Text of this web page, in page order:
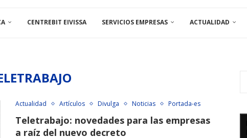
CENTREBIT EIVISSA SERVICIOS EMPRESAS ACTUALIDAD
Actualidad Artículos Divulga Noticias Portada-es
Teletrabajo: novedades para las empresas
a raíz del nuevo decreto